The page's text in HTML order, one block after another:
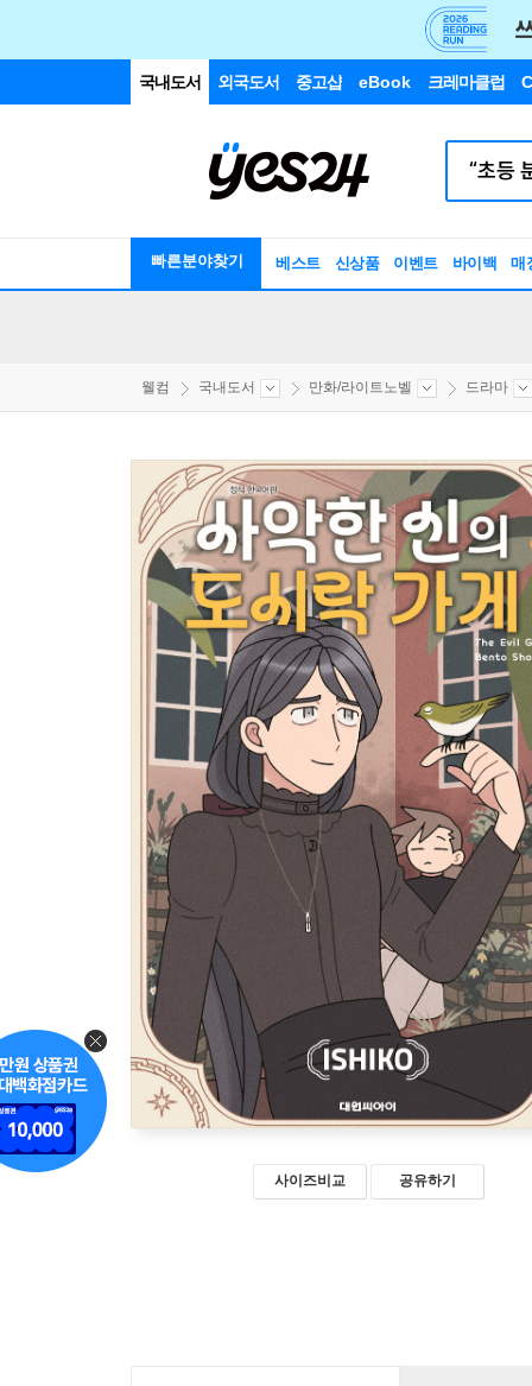
국내도서 외국도서 중고샵 eBook 크레마클럽
빠른분야찾기 베스트 신상품 이벤트 바이백 매
웰컴 국내도서 만화/라이트노벨 드라마
사이즈비교 공유하기